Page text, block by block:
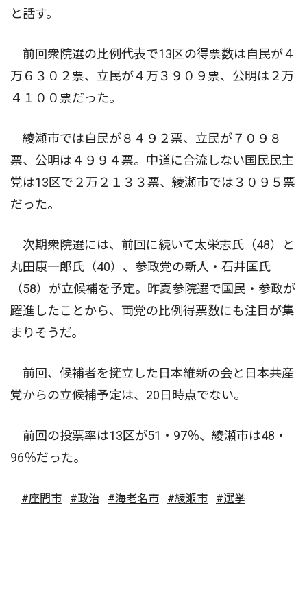
と話す。
前回衆院選の比例代表で13区の得票数は自民が４
万６３０２票、立民が４万３９０９票、公明は２万
４１００票だった。
綾瀬市では自民が８４９２票、立民が７０９８
票、公明は４９９４票。中道に合流しない国民民主
党は13区で２万２１３３票、綾瀬市では３０９５票
だった。
次期衆院選には、前回に続いて太栄志氏（48）と
丸田康一郎氏（40）、参政党の新人・石井匡氏
（58）が立候補を予定。昨夏参院選で国民・参政が
躍進したことから、両党の比例得票数にも注目が集
まりそうだ。
前回、候補者を擁立した日本維新の会と日本共産
党からの立候補予定は、20日時点でない。
前回の投票率は13区が51・97％、綾瀬市は48・
96％だった。
#座間市 #政治 #海老名市 #綾瀬市 #選挙